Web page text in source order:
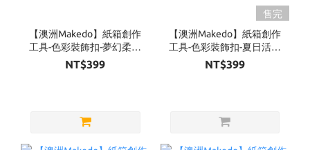
【澳洲Makedo】紙箱創作
工具-色彩裝飾扣-夢幻柔彩
36入
NT$399
售完
【澳洲Makedo】紙箱創作
工具-色彩裝飾扣-夏日活力
36入
NT$399